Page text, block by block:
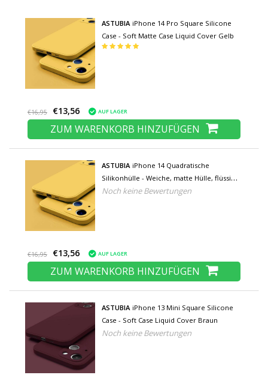
ASTUBIA iPhone 14 Pro Square Silicone
Case - Soft Matte Case Liquid Cover Gelb
€16,95 €13,56 AUF LAGER
ZUM WARENKORB HINZUFÜGEN
ASTUBIA iPhone 14 Quadratische
Silikonhülle - Weiche, matte Hülle, flüssige
Hülle, gelb
Noch keine Bewertungen
€16,95 €13,56 AUF LAGER
ZUM WARENKORB HINZUFÜGEN
ASTUBIA iPhone 13 Mini Square Silicone
Case - Soft Case Liquid Cover Braun
Noch keine Bewertungen